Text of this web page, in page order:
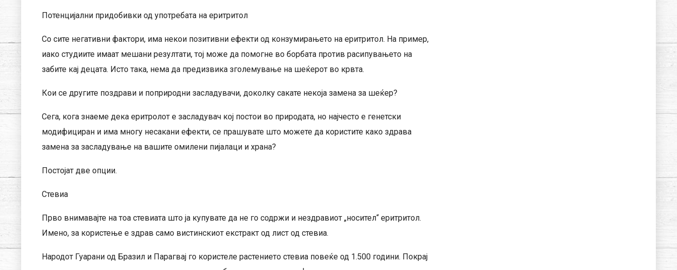
Потенцијални придобивки од употребата на еритритол
Со сите негативни фактори, има некои позитивни ефекти од конзумирањето на еритритол. На пример,
иако студиите имаат мешани резултати, тој може да помогне во борбата против расипувањето на
забите кај децата. Исто така, нема да предизвика зголемување на шеќерот во крвта.
Кои се другите поздрави и поприродни засладувачи, доколку сакате некоја замена за шеќер?
Сега, кога знаеме дека еритролот е засладувач кој постои во природата, но најчесто е генетски
модифициран и има многу несакани ефекти, се прашувате што можете да користите како здрава
замена за засладување на вашите омилени пијалаци и храна?
Постојат две опции.
Стевиа
Прво внимавајте на тоа стевиата што ја купувате да не го содржи и нездравиот „носител“ еритритол.
Имено, за користење е здрав само вистинскиот екстракт од лист од стевиа.
Народот Гуарани од Бразил и Парагвај го користеле растението стевиа повеќе од 1.500 години. Покрај